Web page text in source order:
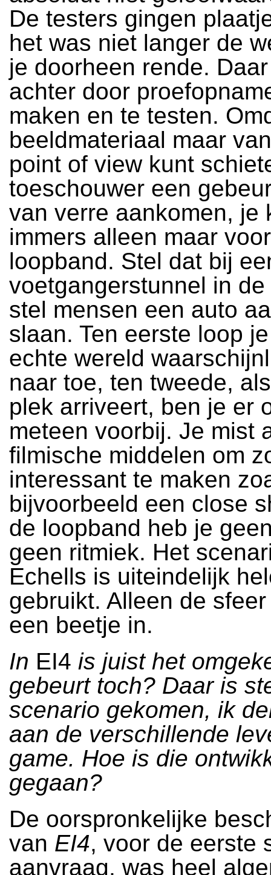
De testers gingen
het was niet langer de
je doorheen rende.
achter door
maken en te testen.
beeldmateriaal maar
point of view kunt
toeschouwer een
van verre aankomen, je
immers alleen maar
loopband. Stel dat bij
voetgangerstunnel in
stel mensen een auto
slaan. Ten eerste loop
echte wereld
naar toe, ten tweede,
plek arriveert, ben je er
meteen voorbij. Je mist
filmische middelen om
interessant te maken
bijvoorbeeld een close
de loopband heb je
geen ritmiek. Het
Echells is uiteindelijk
gebruikt. Alleen de
een beetje in.
In EI4 is juist het
gebeurt toch? Daar is
scenario gekomen, ik
aan de verschillende
game. Hoe is die
gegaan?
De oorspronkelijke
van EI4, voor de eerste
aanvraag, was heel